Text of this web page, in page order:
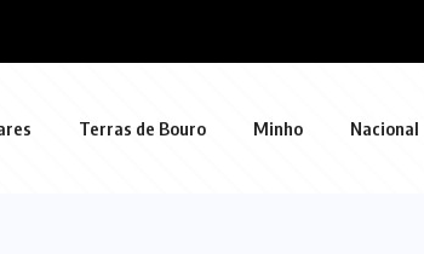
Terras de Bouro Minho Nacional